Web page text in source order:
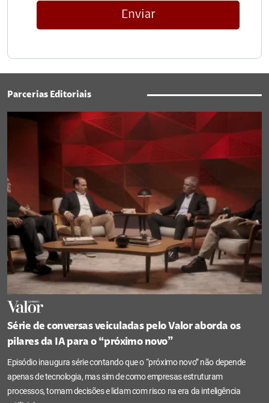
Enviar
Parcerias Editoriais
Série de conversas veiculadas pelo Valor aborda os
pilares da IA para o “próximo novo”
Episódio inaugura série contando que o “próximo novo” não depende
apenas de tecnologia, mas sim de como empresas estruturam
processos, tomam decisões e lidam com risco na era da inteligência